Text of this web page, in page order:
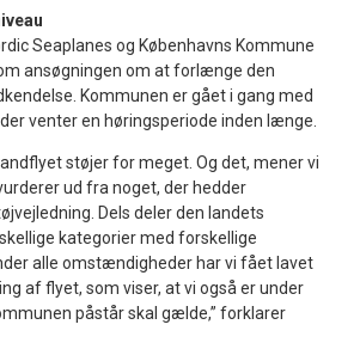
Seaplanes og Københavns Kommune
ansøgningen om at forlænge den
Kommunen er gået i gang med
venter en høringsperiode inden længe.
støjer for meget. Og det, mener vi
ud fra noget, der hedder
Dels deler den landets
kategorier med forskellige
alle omstændigheder har vi fået lavet
af flyet, som viser, at vi også er under
påstår skal gælde,” forklarer